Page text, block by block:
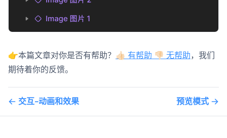
👉本篇文章对你是否有帮助？ 👍🏻 有帮助 👎🏻 无帮助，我们
期待着你的反馈。
交互-动画和效果 预览模式